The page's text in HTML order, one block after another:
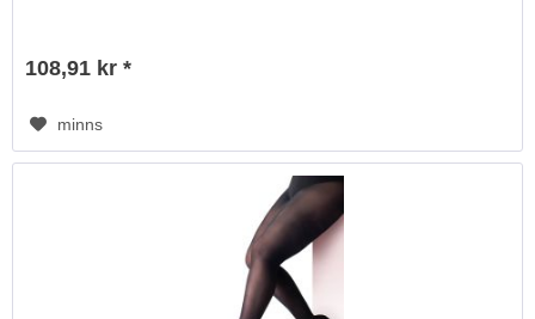
108,91 kr *
minns